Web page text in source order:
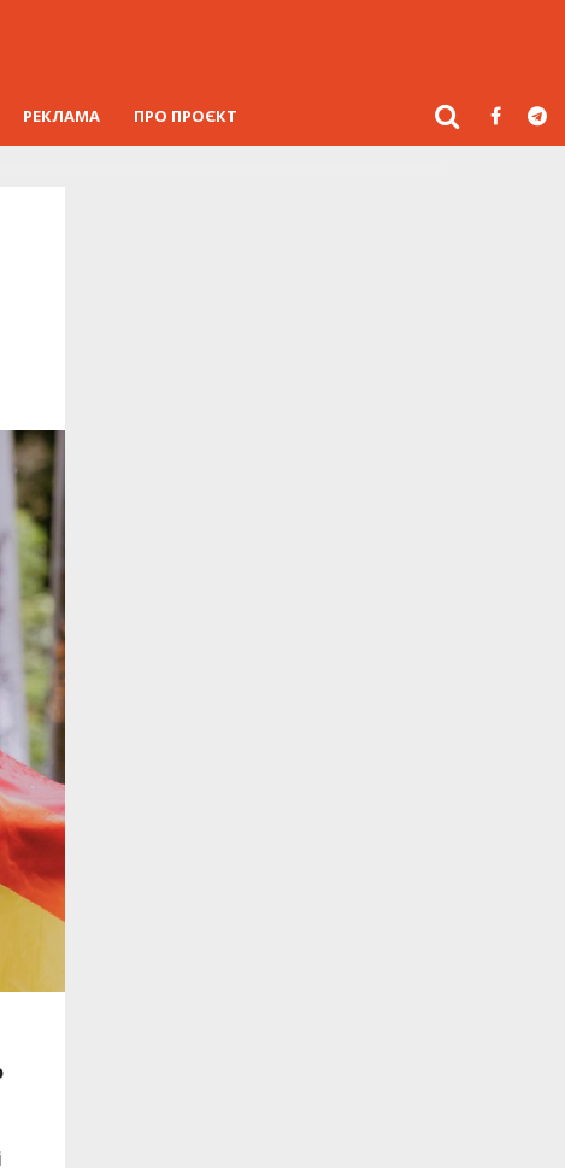
РЕКЛАМА ПРО ПРОЄКТ